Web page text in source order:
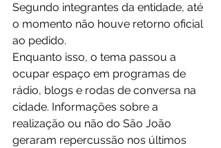
Segundo integrantes da entidade, até
o momento não houve retorno oficial
ao pedido.
Enquanto isso, o tema passou a
ocupar espaço em programas de
rádio, blogs e rodas de conversa na
cidade. Informações sobre a
realização ou não do São João
geraram repercussão nos últimos